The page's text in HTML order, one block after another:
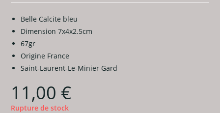
Belle Calcite bleu
Dimension 7x4x2.5cm
67gr
Origine France
Saint-Laurent-Le-Minier Gard
11,00 €
Rupture de stock